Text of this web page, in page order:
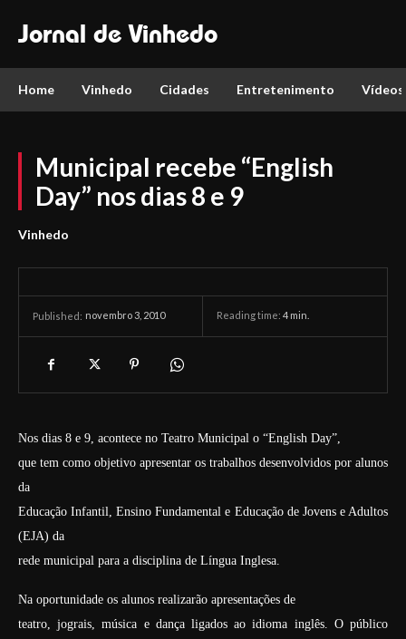
Jornal de Vinhedo
Home Vinhedo Cidades Entretenimento Vídeos
Municipal recebe “English
Day” nos dias 8 e 9
Vinhedo
Published: novembro 3, 2010 Reading time: 4 min.
Nos dias 8 e 9, acontece no Teatro Municipal o “English Day”,
que tem como objetivo apresentar os trabalhos desenvolvidos por alunos
da
Educação Infantil, Ensino Fundamental e Educação de Jovens e Adultos
(EJA) da
rede municipal para a disciplina de Língua Inglesa.
Na oportunidade os alunos realizarão apresentações de
teatro, jograis, música e dança ligados ao idioma inglês. O público